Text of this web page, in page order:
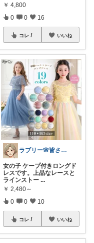
￥ 4,800
0 0 16
コレ いいね
ラブリー🌸皆さんありがとう
女の子 ケープ付きロングド
レスです。上品なレースと
ラインストー ...
￥ 2,480～
0 0 10
コレ いいね